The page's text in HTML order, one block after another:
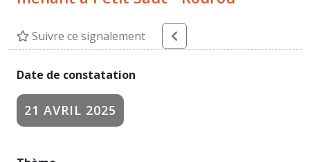
Suivre ce signalement
Date de constatation
21 AVRIL 2025